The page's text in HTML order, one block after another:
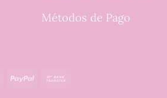
Métodos de Pago
MasterCard
PayPal